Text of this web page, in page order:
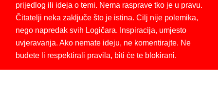
prijedlog ili ideja o temi. Nema rasprave tko je u pravu.
Čitatelji neka zaključe što je istina. Cilj nije polemika,
nego napredak svih Logičara. Inspiracija, umjesto
uvjeravanja. Ako nemate ideju, ne komentirajte. Ne
budete li respektirali pravila, biti će te blokirani.